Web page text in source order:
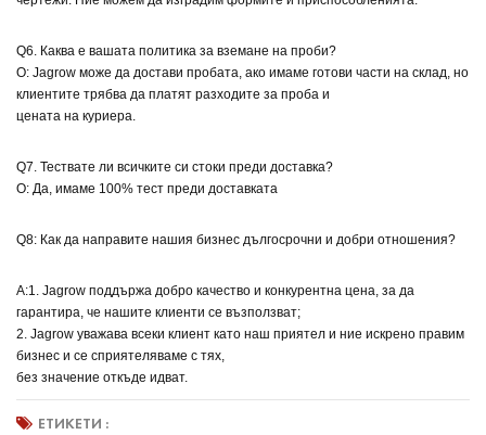
Q6. Каква е вашата политика за вземане на проби?
О: Jagrow може да достави пробата, ако имаме готови части на склад, но
клиентите трябва да платят разходите за проба и
цената на куриера.
Q7. Тествате ли всичките си стоки преди доставка?
О: Да, имаме 100% тест преди доставката
Q8: Как да направите нашия бизнес дългосрочни и добри отношения?
A:1. Jagrow поддържа добро качество и конкурентна цена, за да
гарантира, че нашите клиенти се възползват;
2. Jagrow уважава всеки клиент като наш приятел и ние искрено правим
бизнес и се сприятеляваме с тях,
без значение откъде идват.
ЕТИКЕТИ :